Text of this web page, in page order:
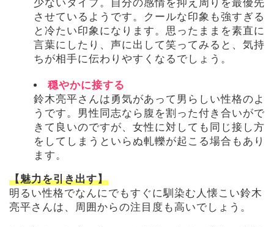
少ないタイプ。自分の感情を抑え周りを最優先
させているようです。クールな印象も強すぎる
と冷たい印象になります。思ったままを素直に
言葉にしたり、声に出して笑ってみると、気持
ちが相手に伝わりやすくなるでしょう。
穏やかに接する
鈴木亮平さんは勇気があって男らしい性格のよ
うです。男性同志なら腹を割った付き合いがで
きて良いのですが、女性に対しても同じ接し方
をしてしまうといらぬ軋轢が起こる場合もあり
ます。
【魅力を引き出す】
明るい性格でなんにでもすぐに馴染む人懐こい鈴木
亮平さんは、周囲からの注目度も高いでしょう。